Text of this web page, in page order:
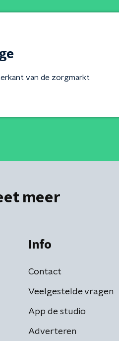
van de zorgmarkt
meer
Info
Contact
Veelgestelde vragen
App de studio
Adverteren